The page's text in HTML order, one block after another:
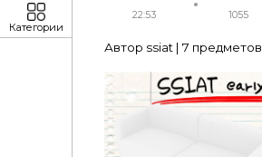
22:53
1055
Автор ssiat | 7 предметов
Категории